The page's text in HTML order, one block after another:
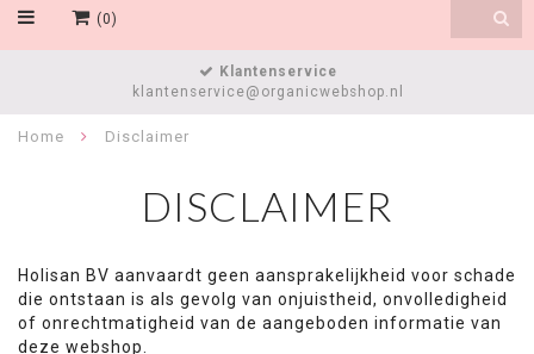
(0)
Klantenservice
klantenservice@organicwebshop.nl
Home Disclaimer
DISCLAIMER
Holisan BV aanvaardt geen aansprakelijkheid voor schade
die ontstaan is als gevolg van onjuistheid, onvolledigheid
of onrechtmatigheid van de aangeboden informatie van
deze webshop.